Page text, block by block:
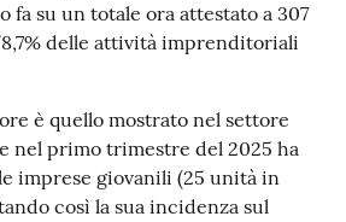
fa su un totale ora attestato a 307
delle attività imprenditoriali
è quello mostrato nel settore
nel primo trimestre del 2025 ha
imprese giovanili (25 unità in
così la sua incidenza sul